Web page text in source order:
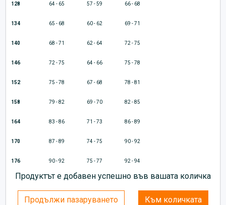
128 64 - 65 57 - 59 66 - 68
134 65 - 68 60 - 62 69 - 71
140 68 - 71 62 - 64 72 - 75
146 72 - 75 64 - 66 75 - 78
152 75 - 78 67 - 68 78 - 81
158 79 - 82 69 - 70 82 - 85
164 83 - 86 71 - 73 86 - 89
170 87 - 89 74 - 75 90 - 92
176 90 - 92 75 - 77 92 - 94
Продуктът е добавен успешно във вашата количка
Продължи пазаруването Към количката